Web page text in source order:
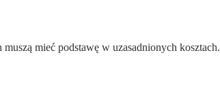
mieć podstawę w uzasadnionych kosztach.